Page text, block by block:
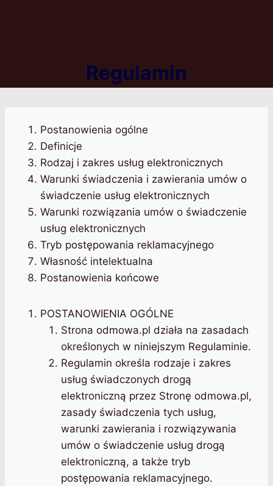
Regulamin
Postanowienia ogólne
Definicje
Rodzaj i zakres usług elektronicznych
Warunki świadczenia i zawierania umów o
świadczenie usług elektronicznych
Warunki rozwiązania umów o świadczenie
usług elektronicznych
Tryb postępowania reklamacyjnego
Własność intelektualna
Postanowienia końcowe
POSTANOWIENIA OGÓLNE
Strona odmowa.pl działa na zasadach
określonych w niniejszym Regulaminie.
Regulamin określa rodzaje i zakres
usług świadczonych drogą
elektroniczną przez Stronę odmowa.pl,
zasady świadczenia tych usług,
warunki zawierania i rozwiązywania
umów o świadczenie usług drogą
elektroniczną, a także tryb
postępowania reklamacyjnego.